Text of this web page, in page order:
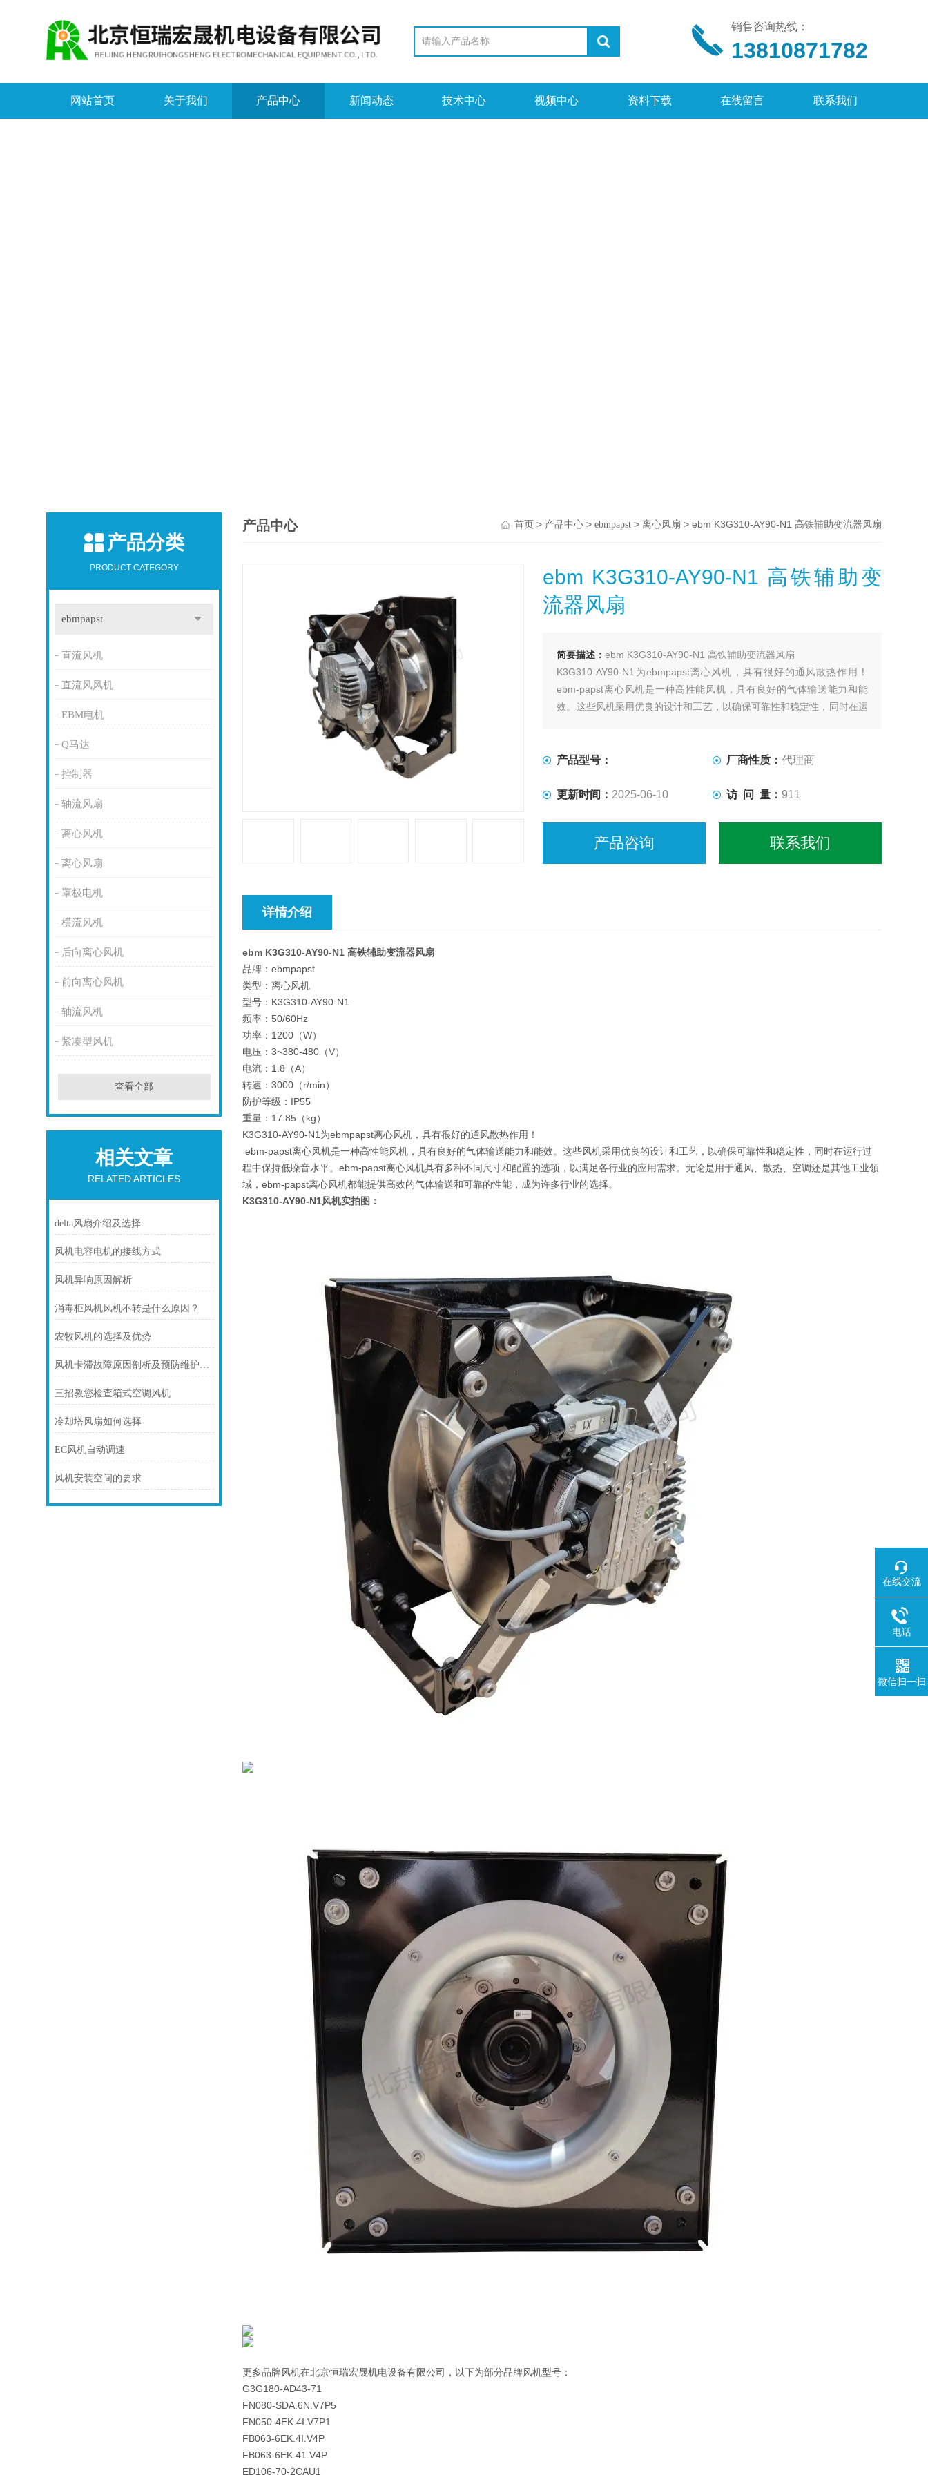
销售咨询热线：
13810871782
网站首页 关于我们 产品中心 新闻动态 技术中心 视频中心 资料下载 在线留言 联系我们
产品分类
PRODUCT CATEGORY
ebmpapst
直流风机
直流风风机
EBM电机
Q马达
控制器
轴流风扇
离心风机
离心风扇
罩极电机
横流风机
后向离心风机
前向离心风机
轴流风机
紧凑型风机
查看全部
相关文章
RELATED ARTICLES
delta风扇介绍及选择
风机电容电机的接线方式
风机异响原因解析
消毒柜风机风机不转是什么原因？
农牧风机的选择及优势
风机卡滞故障原因剖析及预防维护技巧
三招教您检查箱式空调风机
冷却塔风扇如何选择
EC风机自动调速
风机安装空间的要求
产品中心 首页> 产品中心> ebmpapst> 离心风扇 > ebm K3G310-AY90-N1 高铁辅助变流器风扇
ebm K3G310-AY90-N1 高铁辅助变
流器风扇
简要描述：ebm K3G310-AY90-N1 高铁辅助变流器风扇
K3G310-AY90-N1为ebmpapst离心风机，具有很好的通风散热作用！
ebm-papst离心风机是一种高性能风机，具有良好的气体输送能力和能
效。这些风机采用优良的设计和工艺，以确保可靠性和稳定性，同时在运
产品型号： 厂商性质： 代理商
更新时间： 2025-06-10 访 问 量： 911
产品咨询 联系我们
详情介绍
ebm K3G310-AY90-N1 高铁辅助变流器风扇
品牌：ebmpapst
类型：离心风机
型号：K3G310-AY90-N1
频率：50/60Hz
功率：1200（W）
电压：3~380-480（V）
电流：1.8（A）
转速：3000（r/min）
防护等级：IP55
重量：17.85（kg）
K3G310-AY90-N1为ebmpapst离心风机，具有很好的通风散热作用！
ebm-papst离心风机是一种高性能风机，具有良好的气体输送能力和能效。这些风机采用优良的设计和工艺，以确保可靠性和稳定性，同时在运行过
程中保持低噪音水平。ebm-papst离心风机具有多种不同尺寸和配置的选项，以满足各行业的应用需求。无论是用于通风、散热、空调还是其他工业领
域，ebm-papst离心风机都能提供高效的气体输送和可靠的性能，成为许多行业的选择。
K3G310-AY90-N1风机实拍图：
更多品牌风机在北京恒瑞宏晟机电设备有限公司，以下为部分品牌风机型号：
G3G180-AD43-71
FN080-SDA.6N.V7P5
FN050-4EK.4I.V7P1
FB063-6EK.4I.V4P
FB063-6EK.41.V4P
ED106-70-2CAU1
在线交流
电话
微信扫一扫